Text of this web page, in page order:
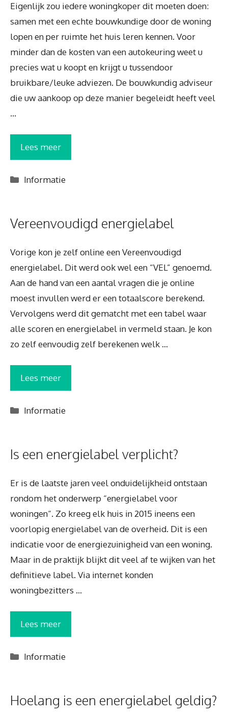
Eigenlijk zou iedere woningkoper dit moeten doen:
samen met een echte bouwkundige door de woning
lopen en per ruimte het huis leren kennen. Voor
minder dan de kosten van een autokeuring weet u
precies wat u koopt en krijgt u tussendoor
bruikbare/leuke adviezen. De bouwkundig adviseur
die uw aankoop op deze manier begeleidt heeft veel
…
Lees meer
Categorieën
Informatie
Vereenvoudigd energielabel
Vorige kon je zelf online een Vereenvoudigd
energielabel. Dit werd ook wel een “VEL” genoemd.
Aan de hand van een aantal vragen die je online
moest invullen werd er een totaalscore berekend.
Vervolgens werd dit gematcht met een tabel waar
alle scoren en energielabel in vermeld staan. Je kon
zo zelf eenvoudig zelf berekenen welk …
Lees meer
Categorieën
Informatie
Is een energielabel verplicht?
Er is de laatste jaren veel onduidelijkheid ontstaan
rondom het onderwerp “energielabel voor
woningen“. Zo kreeg elk huis in 2015 ineens een
voorlopig energielabel van de overheid. Dit is een
indicatie voor de energiezuinigheid van een woning.
Maar in de praktijk blijkt dit veel af te wijken van het
definitieve label. Via internet konden
woningbezitters …
Lees meer
Categorieën
Informatie
Hoelang is een energielabel geldig?